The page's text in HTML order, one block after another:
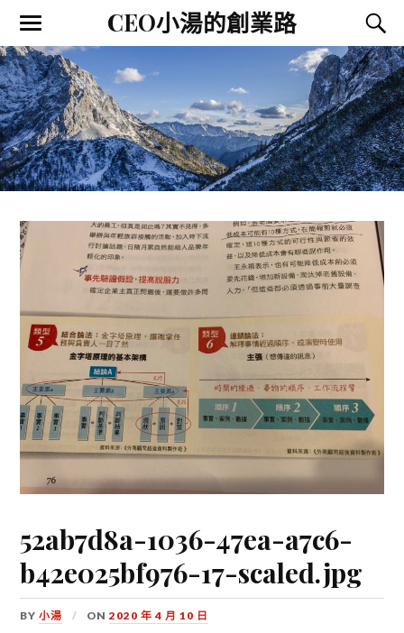
CEO小湯的創業路
52ab7d8a-1036-47ea-a7c6-
b42e025bf976-17-scaled.jpg
BY小湯 ON2020 年 4 月 10 日